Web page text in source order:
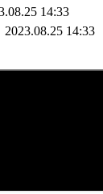
14:33
2023.08.25 14:33